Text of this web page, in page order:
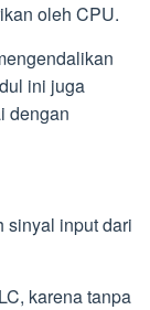
oleh CPU.
ini juga
dengan
sinyal input dari
karena tanpa